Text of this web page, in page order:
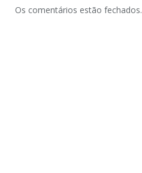
Os comentários estão fechados.